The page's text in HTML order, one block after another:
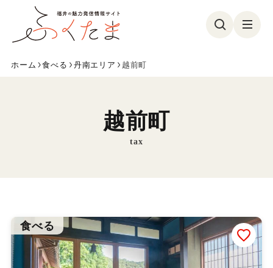
買う
お気に入り
ホーム 食べる 丹南エリア 越前町
越前町
tax
食べる